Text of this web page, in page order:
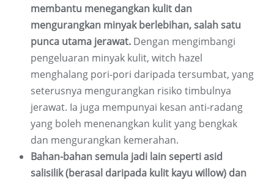
membantu menegangkan kulit dan
mengurangkan minyak berlebihan, salah satu
punca utama jerawat. Dengan mengimbangi
pengeluaran minyak kulit, witch hazel
menghalang pori-pori daripada tersumbat, yang
seterusnya mengurangkan risiko timbulnya
jerawat. Ia juga mempunyai kesan anti-radang
yang boleh menenangkan kulit yang bengkak
dan mengurangkan kemerahan.
Bahan-bahan semula jadi lain seperti asid
salisilik (berasal daripada kulit kayu willow) dan